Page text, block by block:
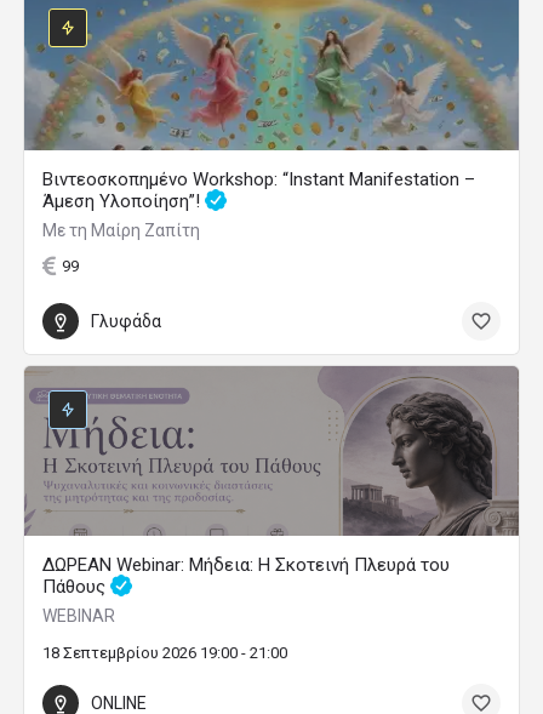
Βιντεοσκοπημένο Workshop: “Instant Manifestation –
Άμεση Υλοποίηση”!
Με τη Μαίρη Ζαπίτη
99
Γλυφάδα
ΔΩΡΕΑΝ Webinar: Μήδεια: Η Σκοτεινή Πλευρά του
Πάθους
WEBINAR
18 Σεπτεμβρίου 2026 19:00 - 21:00
ONLINE